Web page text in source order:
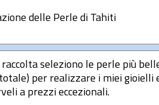
delle Perle di Tahiti
seleziono le perle più
per realizzare i miei gioielli
a prezzi eccezionali.